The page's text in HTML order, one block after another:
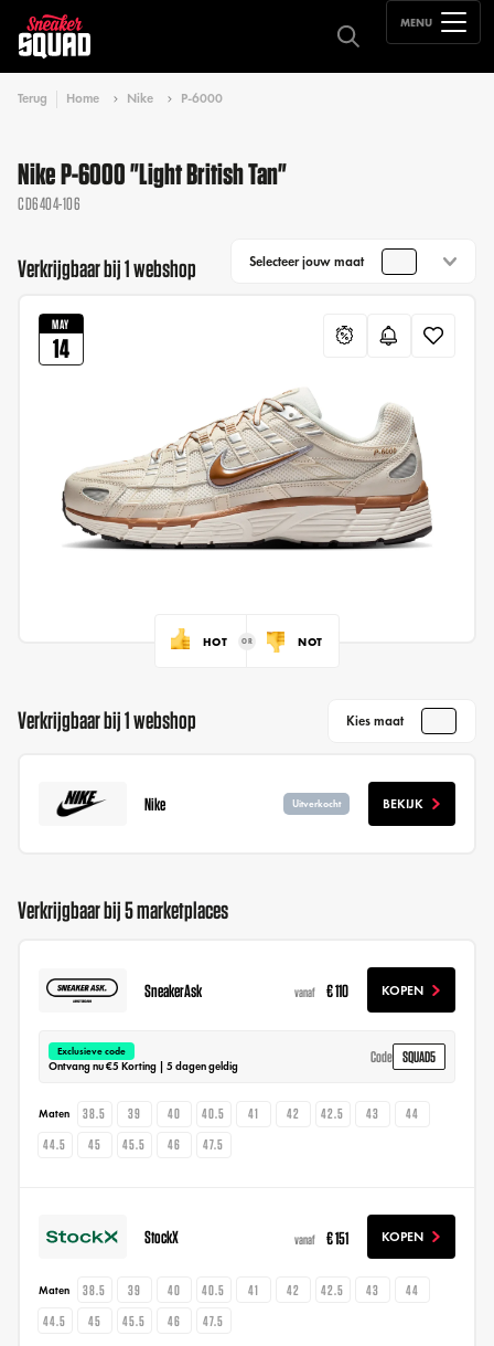
MENU
Terug Home Nike P-6000
Nike P-6000 "Light British Tan"
CD6404-106
Verkrijgbaar bij 1 webshop Selecteer jouw maat
MAY
14
HOT NOT
Verkrijgbaar bij 1 webshop Kies maat
Nike Uitverkocht BEKIJK
Verkrijgbaar bij 5 marketplaces
SneakerAsk vanaf € 110 KOPEN
Exclusieve code
Ontvang nu €5 Korting | 5 dagen geldig
Code SQUAD5
Maten 38.5 39 40 40.5 41 42 42.5 43
44
44.5
45 45.5 46 47.5
StockX vanaf € 151 KOPEN
Maten 38.5 39 40 40.5 41 42 42.5 43
44
44.5
45 45.5 46 47.5